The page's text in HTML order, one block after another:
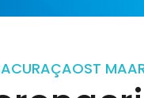
CURAÇAOST